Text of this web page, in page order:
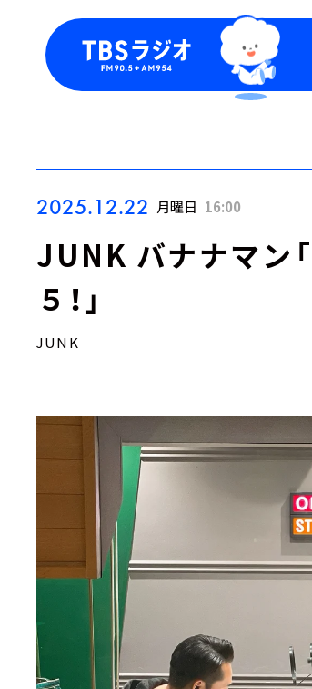
2025.12.22 月曜日 16:00
JUNK バナナマン
５！」
JUNK